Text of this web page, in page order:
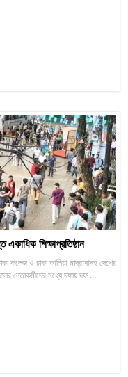
শিক্ষাপ্রতিষ্ঠান
কলেজ ও ঢাকা আলিয়া মাদ্রাসাসহ দেশের
নেতাকর্মীদের মধ্যে দফায় দফ ...